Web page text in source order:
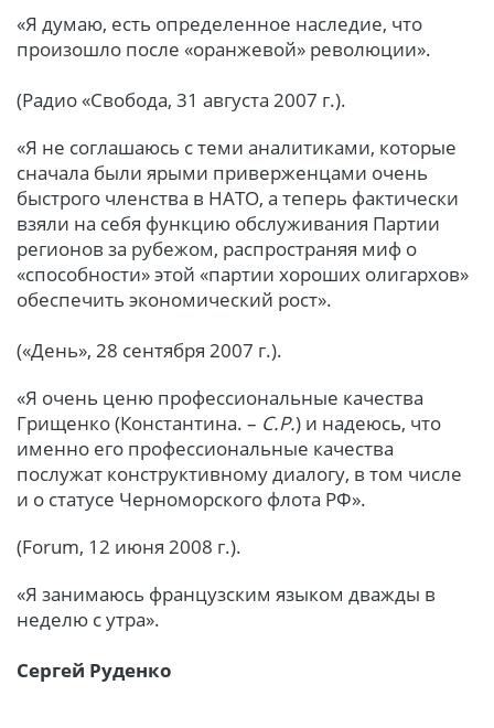
«Я думаю, есть определенное наследие, что
произошло после «оранжевой» революции».
(Радио «Свобода, 31 августа 2007 г.).
«Я не соглашаюсь с теми аналитиками, которые
сначала были ярыми приверженцами очень
быстрого членства в НАТО, а теперь фактически
взяли на себя функцию обслуживания Партии
регионов за рубежом, распространяя миф о
«способности» этой «партии хороших олигархов»
обеспечить экономический рост».
(«День», 28 сентября 2007 г.).
«Я очень ценю профессиональные качества
Грищенко (Константина. – С.Р.) и надеюсь, что
именно его профессиональные качества
послужат конструктивному диалогу, в том числе
и о статусе Черноморского флота РФ».
(Forum, 12 июня 2008 г.).
«Я занимаюсь французским языком дважды в
неделю с утра».
Сергей Руденко